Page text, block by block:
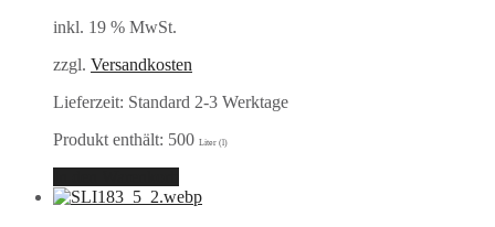
inkl. 19 % MwSt.
zzgl. Versandkosten
Lieferzeit: Standard 2-3 Werktage
Produkt enthält: 500 Liter (l)